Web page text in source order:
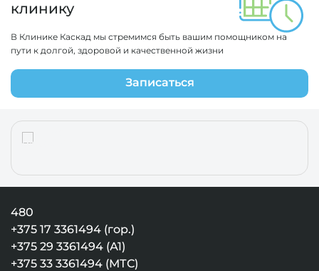
клинику
В Клинике Каскад мы стремимся быть вашим помощником на
пути к долгой, здоровой и качественной жизни
Записаться
480
+375 17 3361494 (гор.)
+375 29 3361494 (А1)
+375 33 3361494 (МТС)